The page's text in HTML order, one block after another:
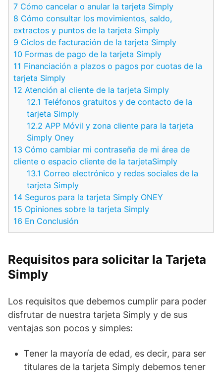
7 Cómo cancelar o anular la tarjeta Simply
8 Cómo consultar los movimientos, saldo,
extractos y puntos de la tarjeta Simply
9 Ciclos de facturación de la tarjeta Simply
10 Formas de pago de la tarjeta Simply
11 Financiación a plazos o pagos por cuotas de la
tarjeta Simply
12 Atención al cliente de la tarjeta Simply
12.1 Teléfonos gratuitos y de contacto de la
tarjeta Simply
12.2 APP Móvil y zona cliente para la tarjeta
Simply Oney
13 Cómo cambiar mi contraseña de mi área de
cliente o espacio cliente de la tarjetaSimply
13.1 Correo electrónico y redes sociales de la
tarjeta Simply
14 Seguros para la tarjeta Simply ONEY
15 Opiniones sobre la tarjeta Simply
16 En Conclusión
Requisitos para solicitar la Tarjeta
Simply
Los requisitos que debemos cumplir para poder
disfrutar de nuestra tarjeta Simply y de sus
ventajas son pocos y simples:
Tener la mayoría de edad, es decir, para ser
titulares de la tarjeta Simply debemos tener